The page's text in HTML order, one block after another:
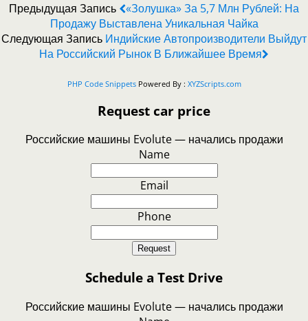
Предыдущая Запись
«Золушка» За 5,7 Млн Рублей: На
Продажу Выставлена Уникальная Чайка
Следующая Запись Индийские Автопроизводители Выйдут
На Российский Рынок В Ближайшее Время
PHP Code SnippetsPowered By : XYZScripts.com
Request car price
Российские машины Evolute — начались продажи
Name
Email
Phone
Request
Schedule a Test Drive
Российские машины Evolute — начались продажи